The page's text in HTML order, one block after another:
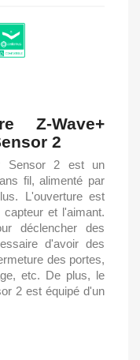
Z-Wave+
2
Sensor 2 est un
fil, alimenté par
L'ouverture est
et l'aimant.
déclencher des
d'avoir des
des portes,
etc. De plus, le
2 est équipé d'un